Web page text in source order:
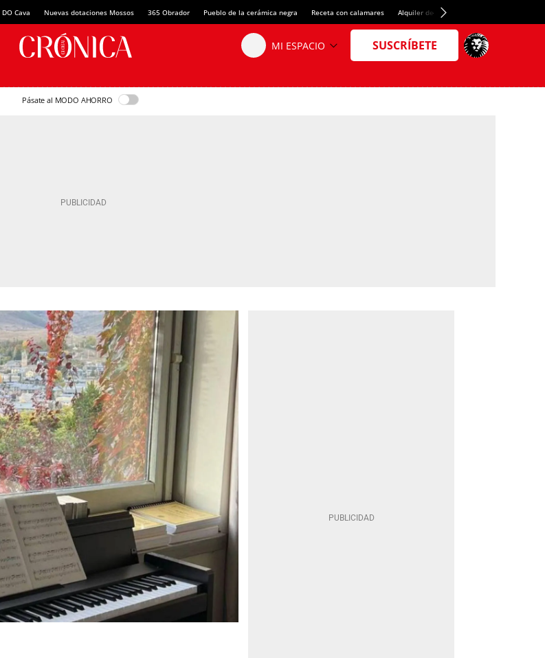
DO Cava Nuevas dotaciones Mossos 365 Obrador Pueblo de la cerámica negra Receta con calamares Alquiler de habitaciones en España
Pásate al MODO AHORRO